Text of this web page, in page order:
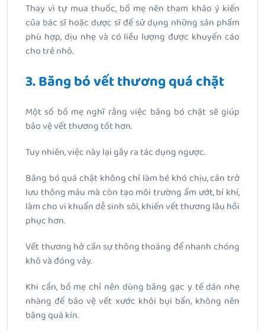
Thay vì tự mua thuốc, bố mẹ nên tham khảo ý kiến
của bác sĩ hoặc dược sĩ để sử dụng những sản phẩm
phù hợp, dịu nhẹ và có liều lượng được khuyến cáo
cho trẻ nhỏ.
3. Băng bó vết thương quá chặt
Một số bố mẹ nghĩ rằng việc băng bó chặt sẽ giúp
bảo vệ vết thương tốt hơn.
Tuy nhiên, việc này lại gây ra tác dụng ngược.
Băng bó quá chặt không chỉ làm bé khó chịu, cản trở
lưu thông máu mà còn tạo môi trường ẩm ướt, bí khí,
làm cho vi khuẩn dễ sinh sôi, khiến vết thương lâu hồi
phục hơn.
Vết thương hở cần sự thông thoáng để nhanh chóng
khô và đóng vảy.
Khi cần, bố mẹ chỉ nên dùng băng gạc y tế dán nhẹ
nhàng để bảo vệ vết xước khỏi bụi bẩn, không nên
băng quá kín.